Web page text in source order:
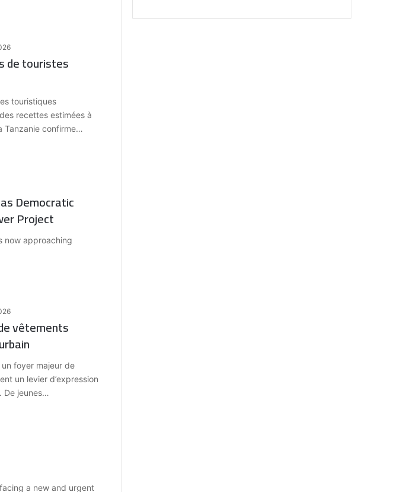
de touristes
touristiques
recettes estimées à
Tanzanie confirme…
Democratic
Project
now approaching
vêtements
un foyer majeur de
un levier d’expression
De jeunes…
a new and urgent